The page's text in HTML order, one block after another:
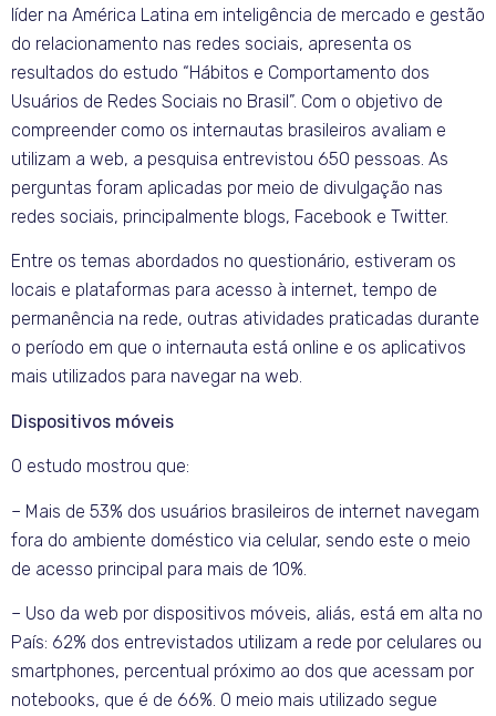
líder na América Latina em inteligência de mercado e gestão
do relacionamento nas redes sociais, apresenta os
resultados do estudo “Hábitos e Comportamento dos
Usuários de Redes Sociais no Brasil”. Com o objetivo de
compreender como os internautas brasileiros avaliam e
utilizam a web, a pesquisa entrevistou 650 pessoas. As
perguntas foram aplicadas por meio de divulgação nas
redes sociais, principalmente blogs, Facebook e Twitter.
Entre os temas abordados no questionário, estiveram os
locais e plataformas para acesso à internet, tempo de
permanência na rede, outras atividades praticadas durante
o período em que o internauta está online e os aplicativos
mais utilizados para navegar na web.
Dispositivos móveis
O estudo mostrou que:
– Mais de 53% dos usuários brasileiros de internet navegam
fora do ambiente doméstico via celular, sendo este o meio
de acesso principal para mais de 10%.
– Uso da web por dispositivos móveis, aliás, está em alta no
País: 62% dos entrevistados utilizam a rede por celulares ou
smartphones, percentual próximo ao dos que acessam por
notebooks, que é de 66%. O meio mais utilizado segue